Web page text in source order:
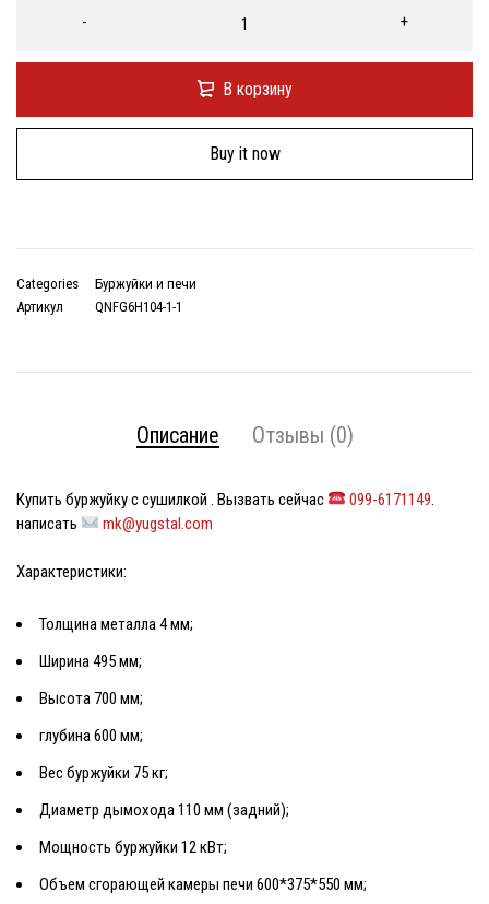
В корзину
Buy it now
Categories
Буржуйки и печи
Артикул
QNFG6H104-1-1
Описание Отзывы (0)
Купить буржуйку с сушилкой . Вызвать сейчас 099-6171149
написать
mk@yugstal.com
Характеристики:
Толщина металла 4 мм;
Ширина 495 мм;
Высота 700 мм;
глубина 600 мм;
Вес буржуйки 75 кг;
Диаметр дымохода 110 мм (задний);
Мощность буржуйки 12 кВт;
Объем сгорающей камеры печи 600*375*550 мм;